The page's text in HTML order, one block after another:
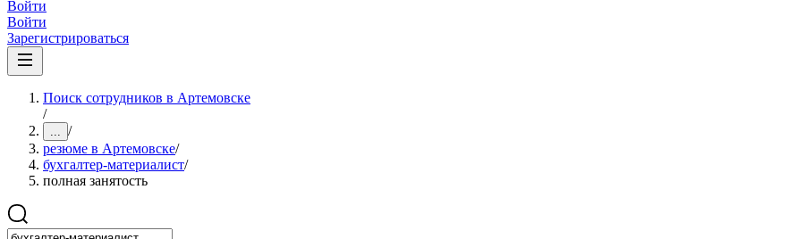
Войти
Войти
Зарегистрироваться
Поиск сотрудников в Артемовске
/
... /
резюме в Артемовске/
бухгалтер-материалист/
полная занятость